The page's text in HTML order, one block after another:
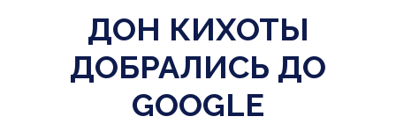
ДОН КИХОТЫ
ДОБРАЛИСЬ ДО
GOOGLE